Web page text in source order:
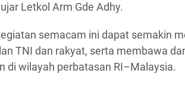
Letkol Arm Gde Adhy.
semacam ini dapat semakin
TNI dan rakyat, serta membawa
di wilayah perbatasan RI–Malaysia.